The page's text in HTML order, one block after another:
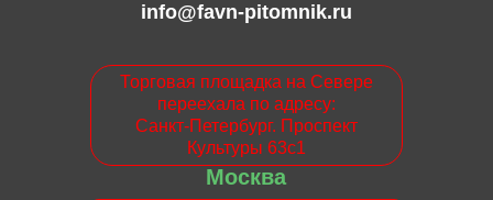
info@favn-pitomnik.ru
Торговая площадка на Севере
переехала по адресу:
Санкт-Петербург. Проспект
Культуры 63с1
Москва